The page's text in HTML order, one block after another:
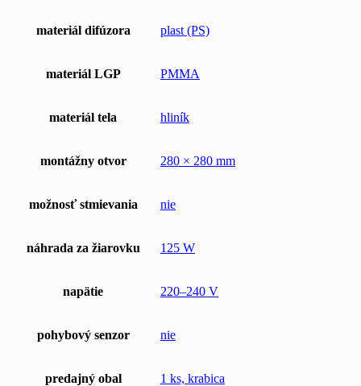
materiál difúzora plast (PS)
materiál LGP PMMA
materiál tela hliník
montážny otvor 280 × 280 mm
možnosť stmievania nie
náhrada za žiarovku 125 W
napätie 220–240 V
pohybový senzor nie
predajný obal 1 ks, krabica